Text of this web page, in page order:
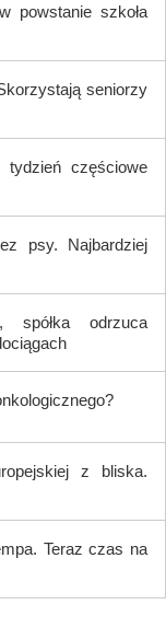
powstanie szkoła
seniorzy
częściowe
psy. Najbardziej
spółka odrzuca
z bliska.
Teraz czas na